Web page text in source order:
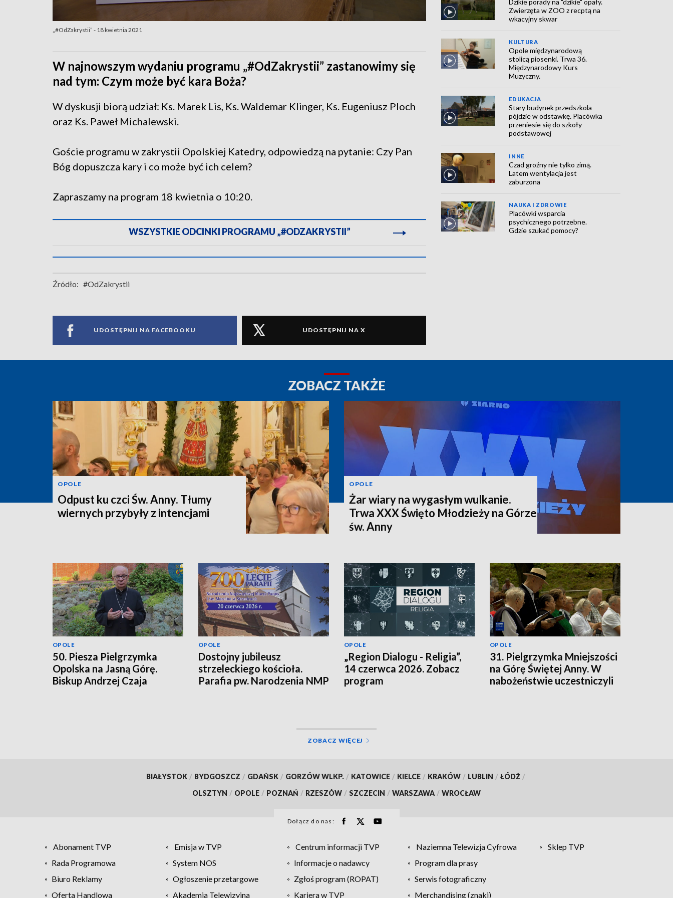
„#OdZakrystii” - 18 kwietnia 2021
W najnowszym wydaniu programu „#OdZakrystii” zastanowimy się
nad tym: Czym może być kara Boża?
W dyskusji biorą udział: Ks. Marek Lis, Ks. Waldemar Klinger, Ks. Eugeniusz Ploch
oraz Ks. Paweł Michalewski.
Goście programu w zakrystii Opolskiej Katedry, odpowiedzą na pytanie: Czy Pan
Bóg dopuszcza kary i co może być ich celem?
Zapraszamy na program 18 kwietnia o 10:20.
WSZYSTKIE ODCINKI PROGRAMU „#ODZAKRYSTII”
Źródło: #OdZakrystii
UDOSTĘPNIJ NA FACEBOOKU UDOSTĘPNIJ NA X
Zwierzęta w ZOO z recptą na
wkacyjny skwar
KULTURA
Opole międzynarodową
stolicą piosenki. Trwa 36.
Międzynarodowy Kurs
Muzyczny.
EDUKACJA
Stary budynek przedszkola
pójdzie w odstawkę. Placówka
przeniesie się do szkoły
podstawowej
INNE
Czad groźny nie tylko zimą.
Latem wentylacja jest
zaburzona
NAUKA I ZDROWIE
Placówki wsparcia
psychicznego potrzebne.
Gdzie szukać pomocy?
ZOBACZ TAKŻE
OPOLE
Odpust ku czci Św. Anny. Tłumy
wiernych przybyły z intencjami
OPOLE
Żar wiary na wygasłym wulkanie.
Trwa XXX Święto Młodzieży na Górze
św. Anny
OPOLE
50. Piesza Pielgrzymka
Opolska na Jasną Górę.
Biskup Andrzej Czaja
OPOLE
Dostojny jubileusz
strzeleckiego kościoła.
Parafia pw. Narodzenia NMP
OPOLE
„Region Dialogu - Religia”,
14 czerwca 2026. Zobacz
program
OPOLE
31. Pielgrzymka Mniejszości
na Górę Świętej Anny. W
nabożeństwie uczestniczyli
ZOBACZ WIĘCEJ
BIAŁYSTOK / BYDGOSZCZ / GDAŃSK / GORZÓW WLKP. / KATOWICE / KIELCE / KRAKÓW / LUBLIN / ŁÓDŹ /
OLSZTYN / OPOLE / POZNAŃ / RZESZÓW / SZCZECIN / WARSZAWA / WROCŁAW
Dołącz do nas:
Abonament TVP Emisja w TVP Centrum informacji TVP Naziemna Telewizja Cyfrowa
Sklep TVP
Rada Programowa
System NOS Informacje o nadawcy
Program dla prasy
Biuro Reklamy
Ogłoszenie przetargowe Zgłoś program (ROPAT)
Serwis fotograficzny
Oferta Handlowa
Akademia Telewizyjna Kariera w TVP Merchandising (znaki)